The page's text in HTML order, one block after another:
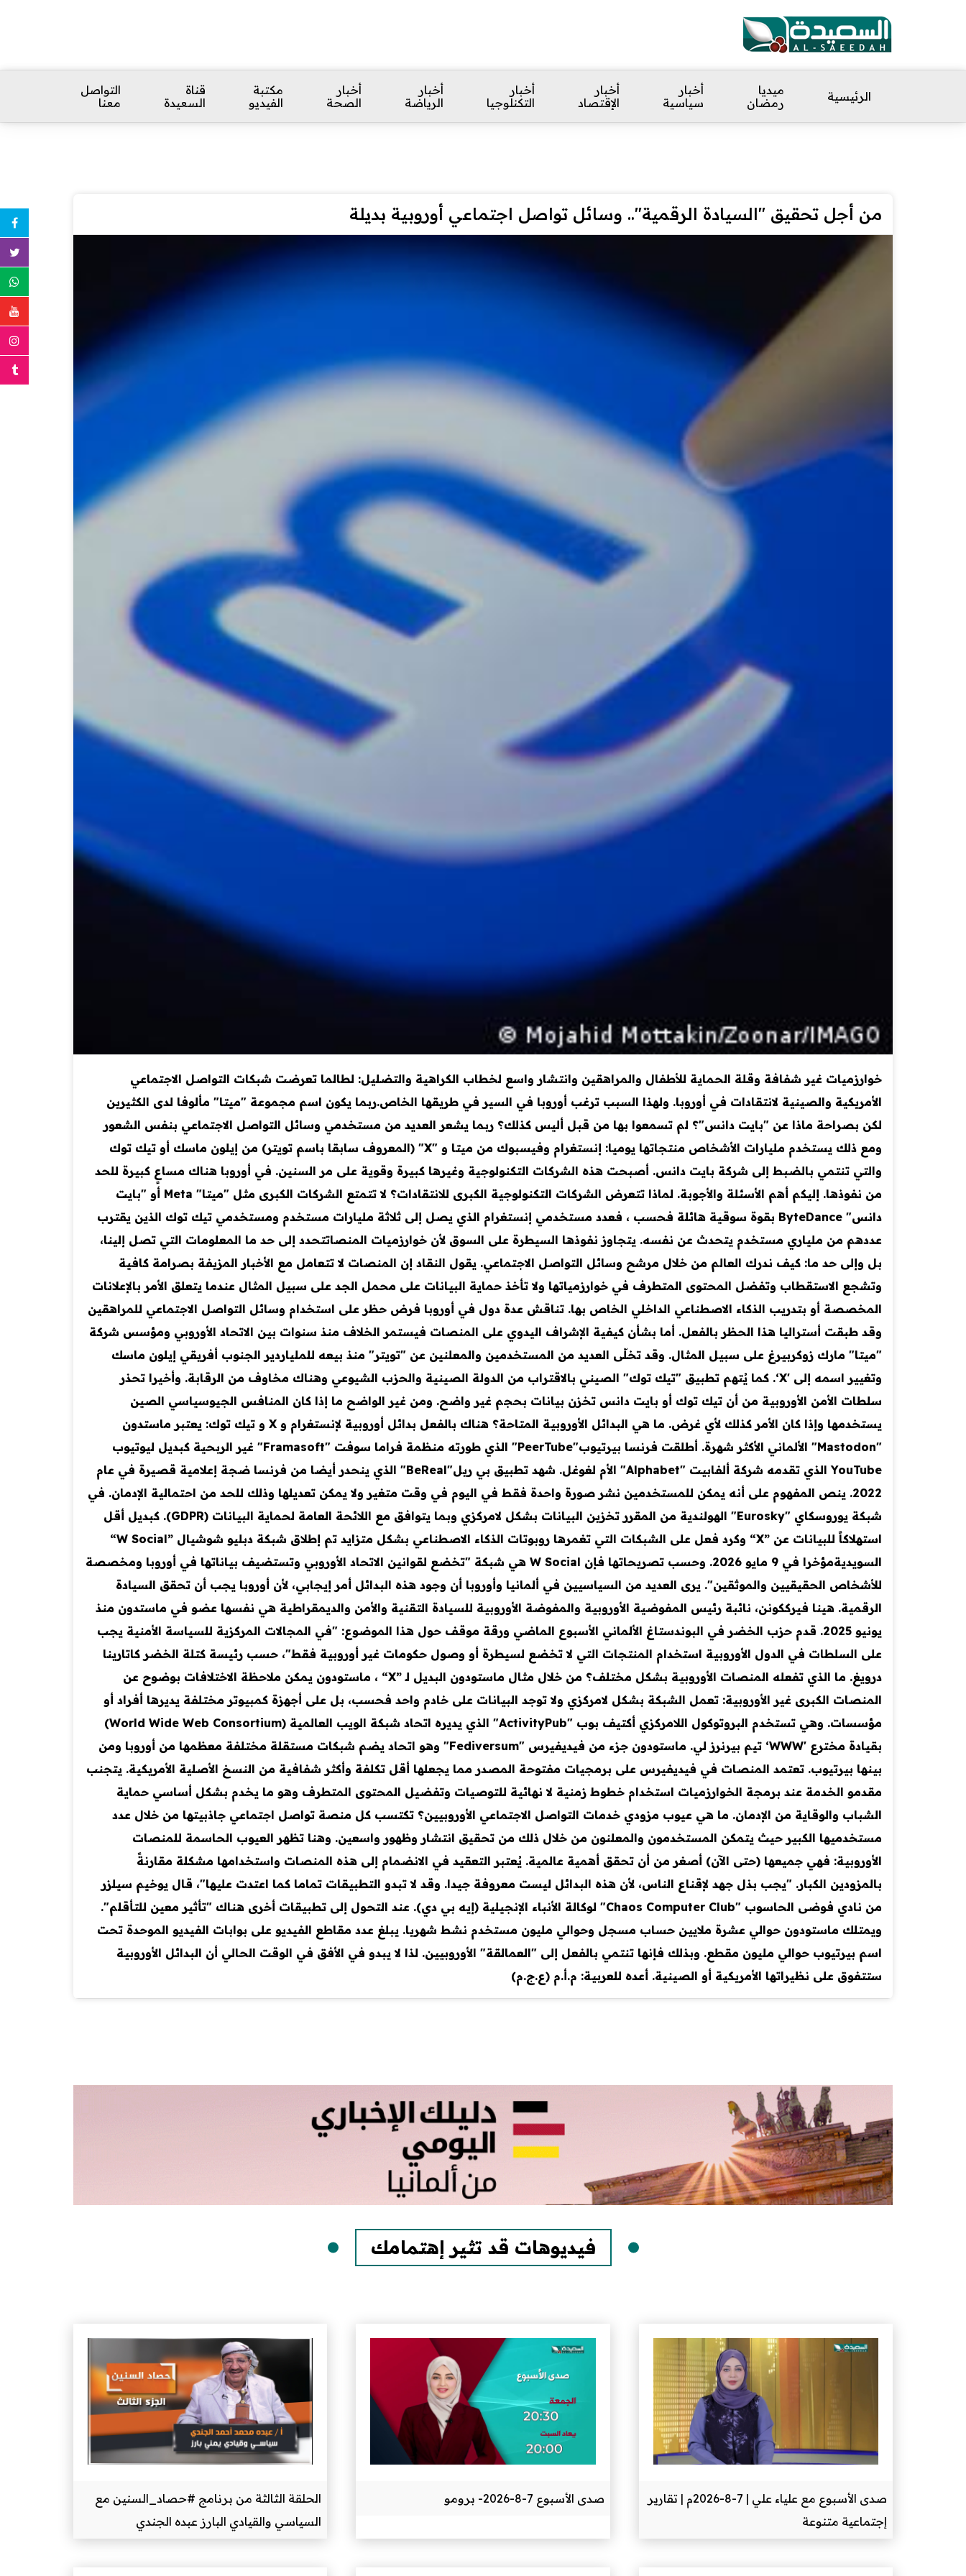
الرئيسية
ميديا
رمضان
أخبار
سياسية
أخبار
الإقتصاد
أخبار
التكنلوجيا
أخبار
الرياضة
أخبار
الصحة
مكتبة
الفيديو
قناة
السعيدة
التواصل
معنا
من أجل تحقيق "السيادة الرقمية".. وسائل تواصل اجتماعي أوروبية بديلة
خوارزميات غير شفافة وقلة الحماية للأطفال والمراهقين وانتشار واسع لخطاب الكراهية والتضليل: لطالما تعرضت شبكات التواصل الاجتماعي
الأمريكية والصينية لانتقادات في أوروبا. ولهذا السبب ترغب أوروبا في السير في طريقها الخاص.ربما يكون اسم مجموعة "ميتا" مألوفا لدى الكثيرين
لكن بصراحة ماذا عن "بايت دانس"؟ لم تسمعوا بها من قبل أليس كذلك؟ ربما يشعر العديد من مستخدمي وسائل التواصل الاجتماعي بنفس الشعور
ومع ذلك يستخدم مليارات الأشخاص منتجاتها يوميا: إنستغرام وفيسبوك من ميتا و "X" (المعروف سابقا باسم تويتر) من إيلون ماسك أو تيك توك
والتي تنتمي بالضبط إلى شركة بايت دانس. أصبحت هذه الشركات التكنولوجية وغيرها كبيرة وقوية على مر السنين. في أوروبا هناك مساعٍ كبيرة للحد
من نفوذها. إليكم أهم الأسئلة والأجوبة. لماذا تتعرض الشركات التكنولوجية الكبرى للانتقادات؟ لا تتمتع الشركات الكبرى مثل "ميتا" Meta أو "بايت
دانس" ByteDance بقوة سوقية هائلة فحسب ، فعدد مستخدمي إنستغرام الذي يصل إلى ثلاثة مليارات مستخدم ومستخدمي تيك توك الذين يقترب
عددهم من ملياري مستخدم يتحدث عن نفسه. يتجاوز نفوذها السيطرة على السوق لأن خوارزميات المنصاتتحدد إلى حد ما المعلومات التي تصل إلينا،
بل وإلى حد ما: كيف ندرك العالم من خلال مرشح وسائل التواصل الاجتماعي. يقول النقاد إن المنصات لا تتعامل مع الأخبار المزيفة بصرامة كافية
وتشجع الاستقطاب وتفضل المحتوى المتطرف في خوارزمياتها ولا تأخذ حماية البيانات على محمل الجد على سبيل المثال عندما يتعلق الأمر بالإعلانات
المخصصة أو بتدريب الذكاء الاصطناعي الداخلي الخاص بها. تناقش عدة دول في أوروبا فرض حظر على استخدام وسائل التواصل الاجتماعي للمراهقين
وقد طبقت أستراليا هذا الحظر بالفعل. أما بشأن كيفية الإشراف اليدوي على المنصات فيستمر الخلاف منذ سنوات بين الاتحاد الأوروبي ومؤسس شركة
"ميتا" مارك زوكربيرغ على سبيل المثال. وقد تخلّى العديد من المستخدمين والمعلنين عن "تويتر" منذ بيعه للملياردير الجنوب أفريقي إيلون ماسك
وتغيير اسمه إلى 'X‘. كما يُتهم تطبيق "تيك توك" الصيني بالاقتراب من الدولة الصينية والحزب الشيوعي وهناك مخاوف من الرقابة. وأخيرا تحذر
سلطات الأمن الأوروبية من أن تيك توك أو بايت دانس تخزن بيانات بحجم غير واضح. ومن غير الواضح ما إذا كان المنافس الجيوسياسي الصين
يستخدمها وإذا كان الأمر كذلك لأي غرض. ما هي البدائل الأوروبية المتاحة؟ هناك بالفعل بدائل أوروبية لإنستغرام و X و تيك توك: يعتبر ماستدون
"Mastodon" الألماني الأكثر شهرة. أطلقت فرنسا بيرتيوب"PeerTube" الذي طورته منظمة فراما سوفت "Framasoft" غير الربحية كبديل ليوتيوب
YouTube الذي تقدمه شركة ألفابيت "Alphabet" الأم لغوغل. شهد تطبيق بي ريل"BeReal" الذي ينحدر أيضا من فرنسا ضجة إعلامية قصيرة في عام
2022. ينص المفهوم على أنه يمكن للمستخدمين نشر صورة واحدة فقط في اليوم في وقت متغير ولا يمكن تعديلها وذلك للحد من احتمالية الإدمان. في
شبكة يوروسكاي "Eurosky" الهولندية من المقرر تخزين البيانات بشكل لامركزي وبما يتوافق مع اللائحة العامة لحماية البيانات (GDPR). كبديل أقل
استهلاكاً للبيانات عن ”X“ وكرد فعل على الشبكات التي تغمرها روبوتات الذكاء الاصطناعي بشكل متزايد تم إطلاق شبكة دبليو شوشيال ”W Social“
السويديةمؤخرا في 9 مايو 2026. وحسب تصريحاتها فإن W Social هي شبكة "تخضع لقوانين الاتحاد الأوروبي وتستضيف بياناتها في أوروبا ومخصصة
للأشخاص الحقيقيين والموثقين". يرى العديد من السياسيين في ألمانيا وأوروبا أن وجود هذه البدائل أمر إيجابي، لأن أوروبا يجب أن تحقق السيادة
الرقمية. هينا فيرككونن، نائبة رئيس المفوضية الأوروبية والمفوضة الأوروبية للسيادة التقنية والأمن والديمقراطية هي نفسها عضو في ماستدون منذ
يونيو 2025. قدم حزب الخضر في البوندستاغ الألماني الأسبوع الماضي ورقة موقف حول هذا الموضوع: "في المجالات المركزية للسياسة الأمنية يجب
على السلطات في الدول الأوروبية استخدام المنتجات التي لا تخضع لسيطرة أو وصول حكومات غير أوروبية فقط"، حسب رئيسة كتلة الخضر كاتارينا
درويغ. ما الذي تفعله المنصات الأوروبية بشكل مختلف؟ من خلال مثال ماستودون البديل لـ ”X“ ، ماستودون يمكن ملاحظة الاختلافات بوضوح عن
المنصات الكبرى غير الأوروبية: تعمل الشبكة بشكل لامركزي ولا توجد البيانات على خادم واحد فحسب، بل على أجهزة كمبيوتر مختلفة يديرها أفراد أو
مؤسسات. وهي تستخدم البروتوكول اللامركزي أكتيف بوب "ActivityPub" الذي يديره اتحاد شبكة الويب العالمية (World Wide Web Consortium)
بقيادة مخترع 'WWW‘ تيم بيرنرز لي. ماستودون جزء من فيديفيرس "Fediversum" وهو اتحاد يضم شبكات مستقلة مختلفة معظمها من أوروبا ومن
بينها بيرتيوب. تعتمد المنصات في فيديفيرس على برمجيات مفتوحة المصدر مما يجعلها أقل تكلفة وأكثر شفافية من النسخ الأصلية الأمريكية. يتجنب
مقدمو الخدمة عند برمجة الخوارزميات استخدام خطوط زمنية لا نهائية للتوصيات وتفضيل المحتوى المتطرف وهو ما يخدم بشكل أساسي حماية
الشباب والوقاية من الإدمان. ما هي عيوب مزودي خدمات التواصل الاجتماعي الأوروبيين؟ تكتسب كل منصة تواصل اجتماعي جاذبيتها من خلال عدد
مستخدميها الكبير حيث يتمكن المستخدمون والمعلنون من خلال ذلك من تحقيق انتشار وظهور واسعين. وهنا تظهر العيوب الحاسمة للمنصات
الأوروبية: فهي جميعها (حتى الآن) أصغر من أن تحقق أهمية عالمية. يُعتبر التعقيد في الانضمام إلى هذه المنصات واستخدامها مشكلة مقارنةً
بالمزودين الكبار. "يجب بذل جهد لإقناع الناس، لأن هذه البدائل ليست معروفة جيدا. وقد لا تبدو التطبيقات تماما كما اعتدت عليها"، قال يوخيم سيلزر
من نادي فوضى الحاسوب "Chaos Computer Club" لوكالة الأنباء الإنجيلية (إيه بي دي). عند التحول إلى تطبيقات أخرى هناك "تأثير معين للتأقلم".
ويمتلك ماستودون حوالي عشرة ملايين حساب مسجل وحوالي مليون مستخدم نشط شهريا. يبلغ عدد مقاطع الفيديو على بوابات الفيديو الموحدة تحت
اسم بيرتيوب حوالي مليون مقطع. وبذلك فإنها تنتمي بالفعل إلى "العمالقة" الأوروبيين. لذا لا يبدو في الأفق في الوقت الحالي أن البدائل الأوروبية
ستتفوق على نظيراتها الأمريكية أو الصينية. أعده للعربية: م.أ.م (ع.ج.م)
فيديوهات قد تثير إهتمامك
صدى الأسبوع مع علياء علي | 7-8-2026م | تقارير
إجتماعية متنوعة
صدى الأسبوع 7-8-2026- برومو
الحلقة الثالثة من برنامج #حصاد_السنين مع
السياسي والقيادي البارز عبده الجندي